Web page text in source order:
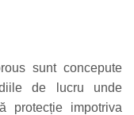
sunt concepute
de lucru unde
protecție impotriva